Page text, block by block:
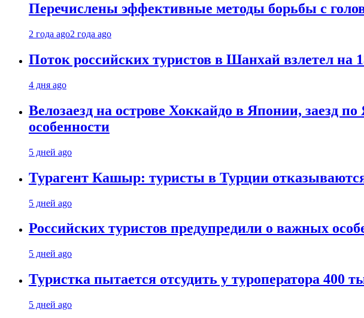
Перечислены эффективные методы борьбы с
2 года ago2 года ago
Поток российских туристов в Шанхай взлетел на
4 дня ago
Велозаезд на острове Хоккайдо в Японии, заезд
особенности
5 дней ago
Турагент Кашыр: туристы в Турции
5 дней ago
Российских туристов предупредили о важных
5 дней ago
Туристка пытается отсудить у туроператора 400
5 дней ago